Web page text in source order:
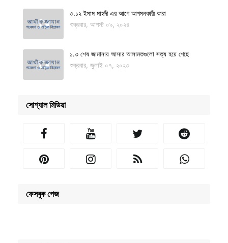
৩.১২ ইমাম মাহদী এর আগে আগমনকারী কারা
শুক্রবার, আগস্ট ০৯, ২০২৪
১.৩ শেষ জামানায় আসার আলামতগুলো সত্য হয়ে গেছে
শুক্রবার, জুলাই ০৭, ২০২৩
সোশ্যাল মিডিয়া
ফেসবুক পেজ